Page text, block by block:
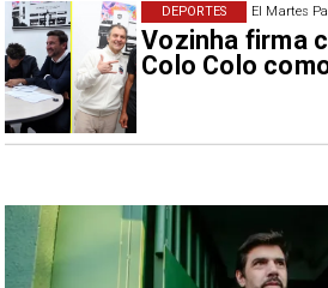
El Martes
Vozinha firma
Colo Colo
DEPORTES